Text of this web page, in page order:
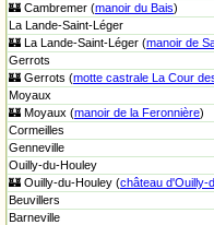
🏰 Cambremer (manoir du Bais)
La Lande-Saint-Léger
🏰 La Lande-Saint-Léger (manoir de
Gerrots
🏰 Gerrots (motte castrale La Cour
Moyaux
🏰 Moyaux (manoir de la Feronnière)
Cormeilles
Genneville
Ouilly-du-Houley
🏰 Ouilly-du-Houley (château d'Ouilly-
Beuvillers
Barneville